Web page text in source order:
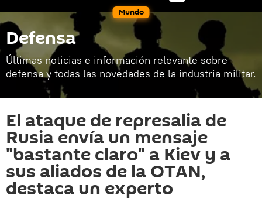
Mundo
Defensa
Últimas noticias e información relevante sobre
defensa y todas las novedades de la industria militar.
El ataque de represalia de
Rusia envía un mensaje
"bastante claro" a Kiev y a
sus aliados de la OTAN,
destaca un experto